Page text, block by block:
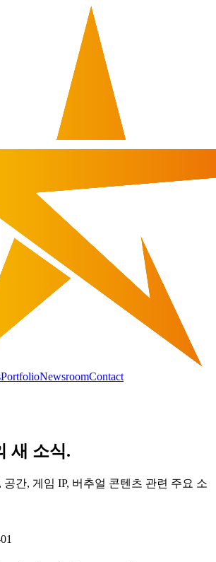
PortfolioNewsroomContact
새 소식.
간, 게임 IP, 버추얼 콘텐츠 관련 주요 소